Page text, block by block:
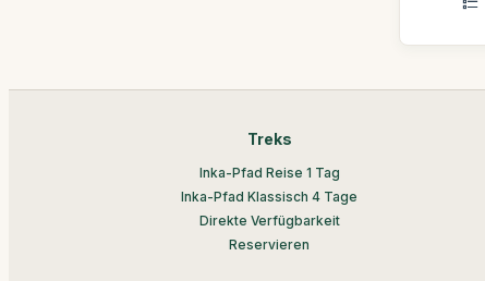
Treks
Inka-Pfad Reise 1 Tag
Inka-Pfad Klassisch 4 Tage
Direkte Verfügbarkeit
Reservieren